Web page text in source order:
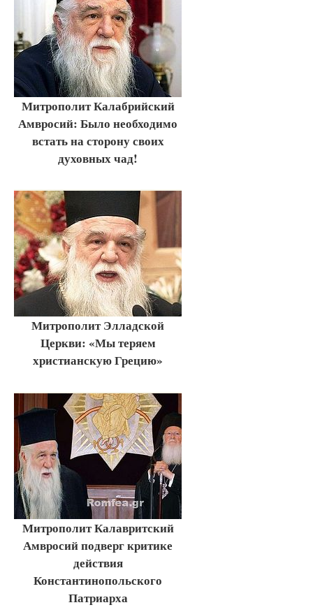
Митрополит Калабрийский
Амвросий: Было необходимо
встать на сторону своих
духовных чад!
Митрополит Элладской
Церкви: «Мы теряем
христианскую Грецию»
Митрополит Калавритский
Амвросий подверг критике
действия
Константинопольского
Патриарха